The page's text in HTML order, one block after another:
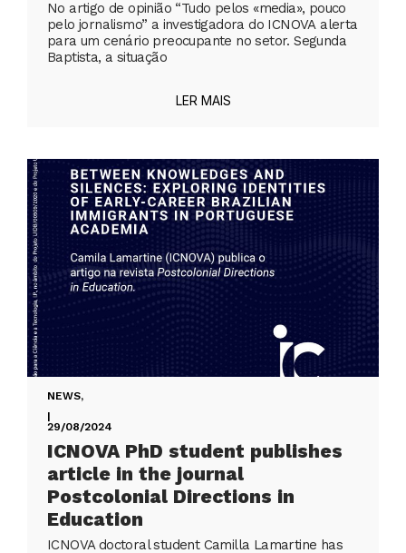
No artigo de opinião “Tudo pelos «media», pouco
pelo jornalismo” a investigadora do ICNOVA alerta
para um cenário preocupante no setor. Segunda
Baptista, a situação
LER MAIS
NEWS,
|
29/08/2024
ICNOVA PhD student publishes
article in the journal
Postcolonial Directions in
Education
ICNOVA doctoral student Camilla Lamartine has